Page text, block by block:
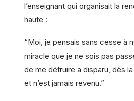
l’enseignant qui organisait la
haute :
“Moi, je pensais sans cesse à
miracle que je ne sois pas
de me détruire a disparu, dès
et n’est jamais revenu.”